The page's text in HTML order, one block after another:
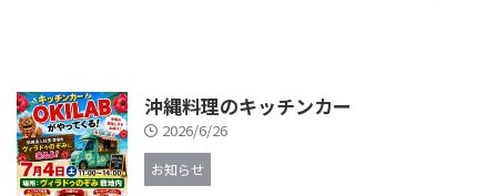
沖縄料理のキッチンカー
2026/6/26
お知らせ